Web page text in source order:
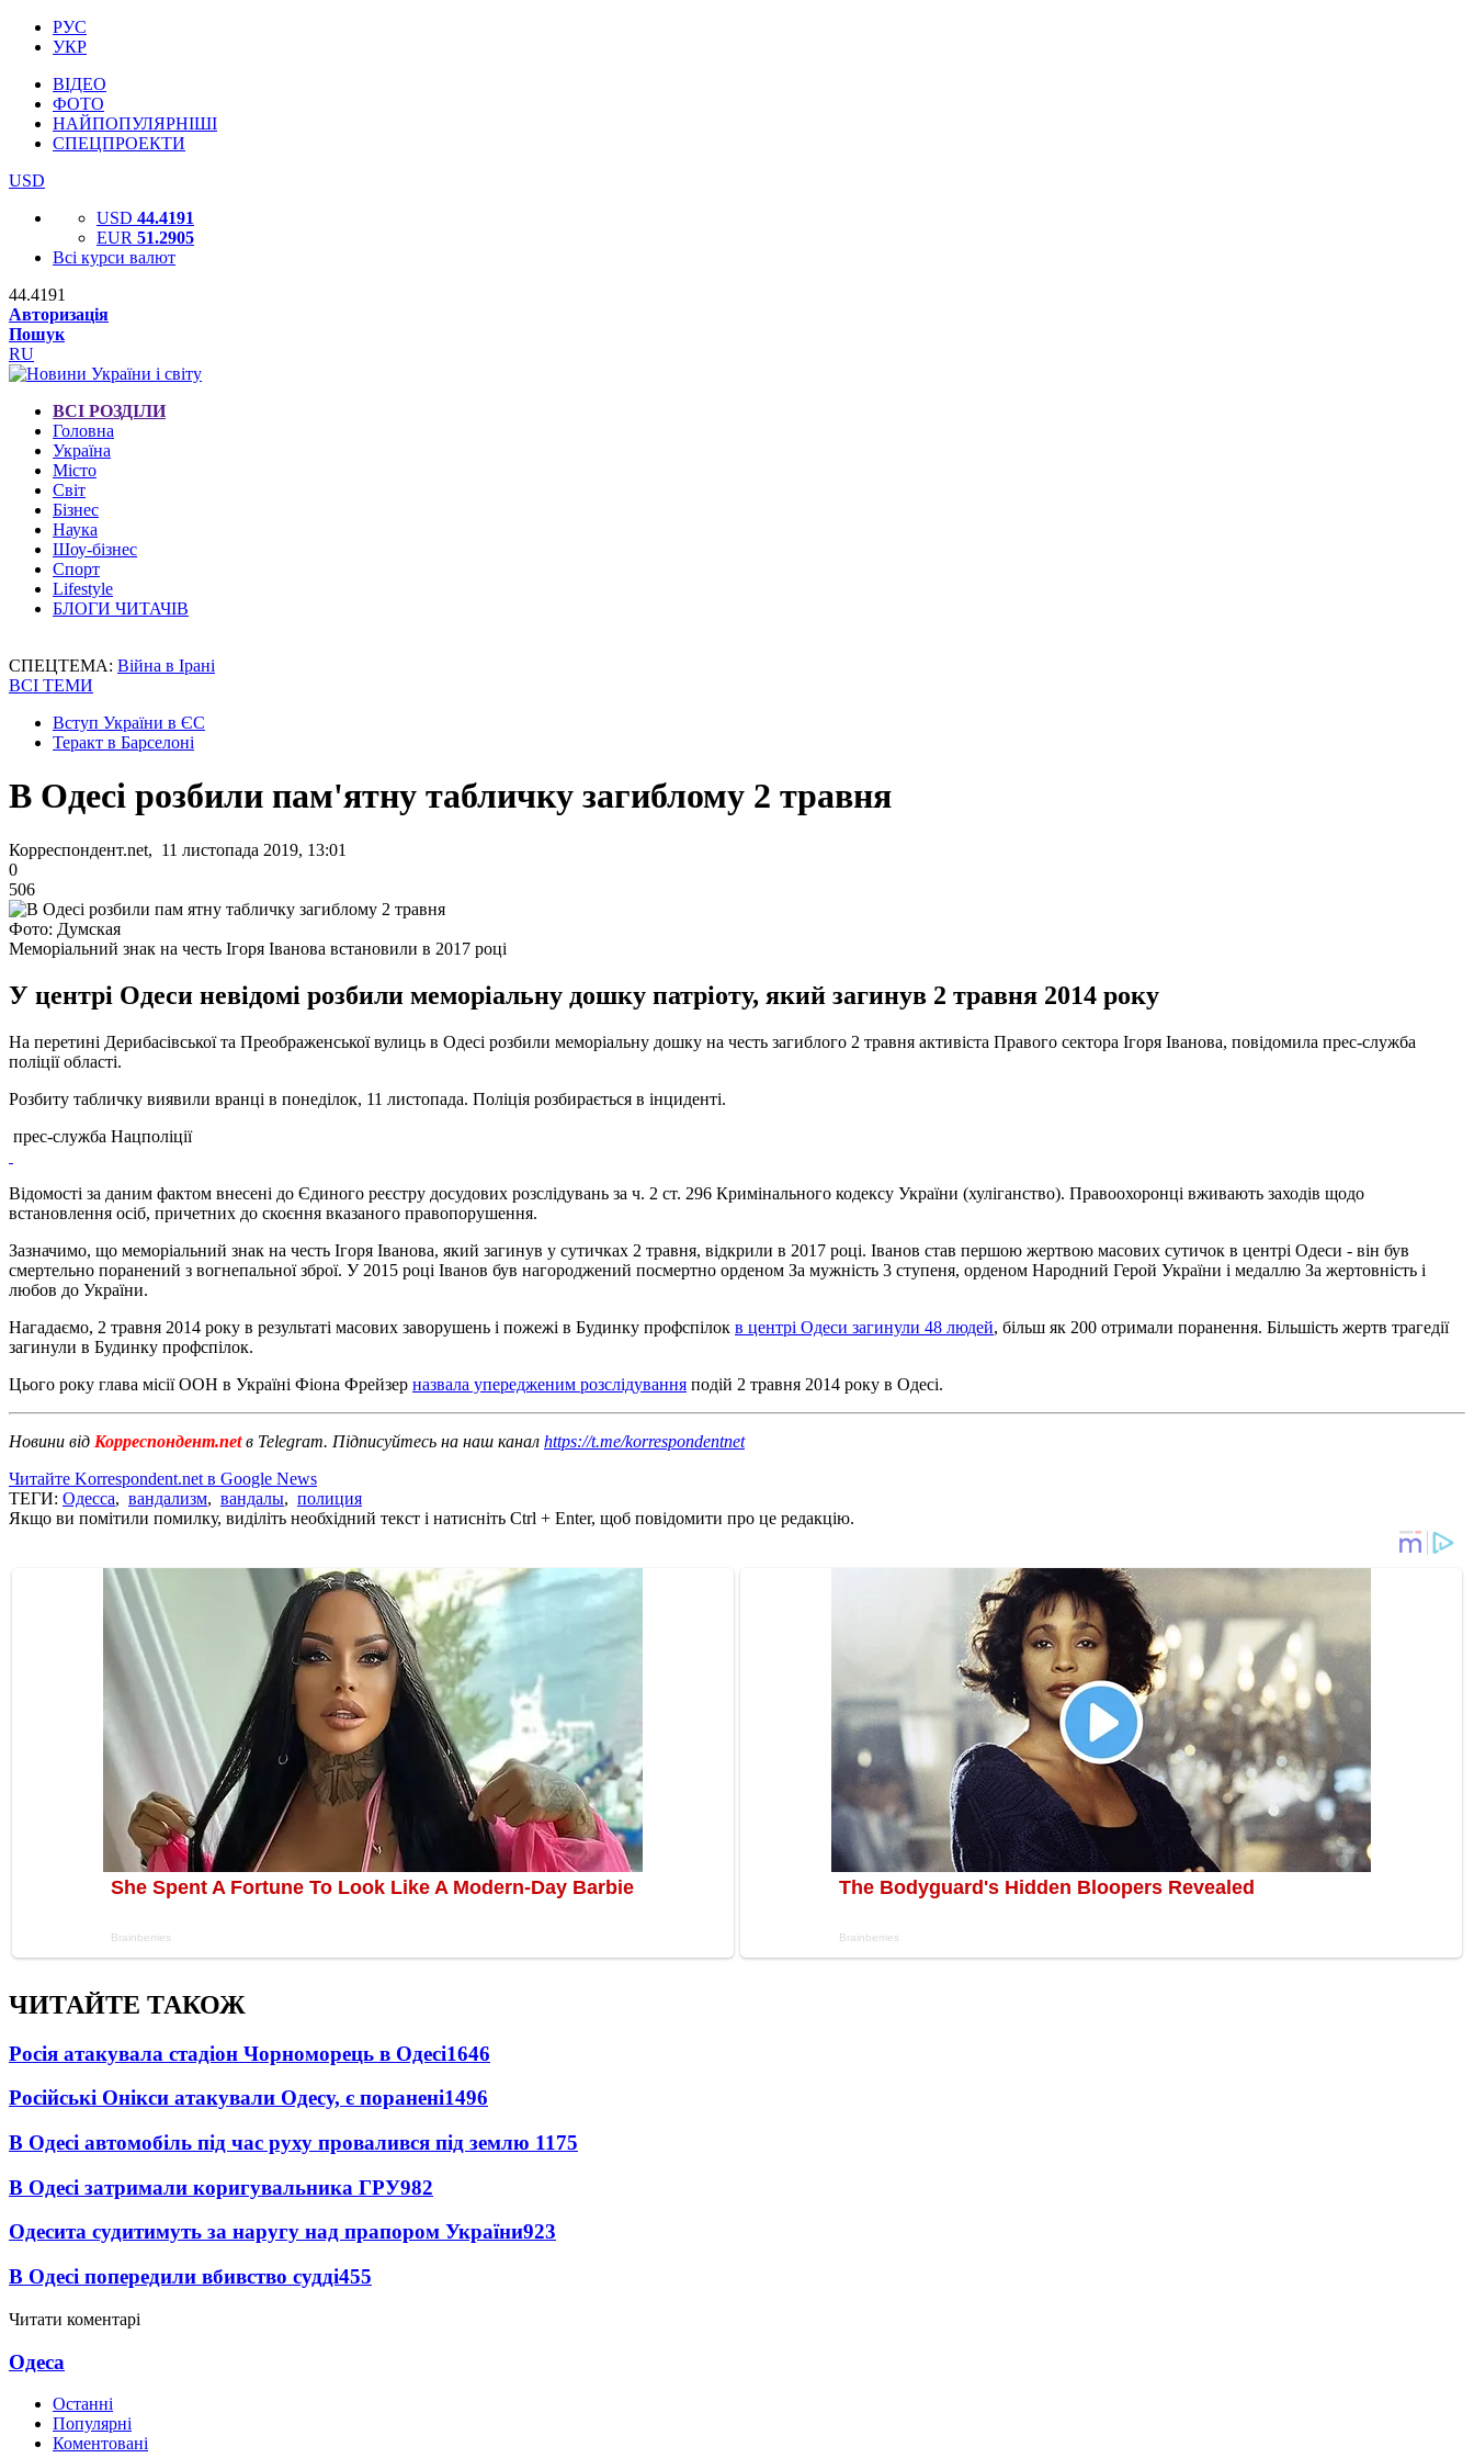
РУС
УКР
ВІДЕО
ФОТО
НАЙПОПУЛЯРНІШІ
СПЕЦПРОЕКТИ
USD
USD 44.4191
EUR 51.2905
Всі курси валют
44.4191
Авторизація
Пошук
RU
ВСІ РОЗДІЛИ
Головна
Україна
Місто
Світ
Бізнес
Наука
Шоу-бізнес
Спорт
Lifestyle
БЛОГИ ЧИТАЧІВ
СПЕЦТЕМА: Війна в Ірані
ВСІ ТЕМИ
Вступ України в ЄС
Теракт в Барселоні
В Одесі розбили пам'ятну табличку загиблому 2 травня
Корреспондент.net, 11 листопада 2019, 13:01
0
506
Фото: Думская
Меморіальний знак на честь Ігоря Іванова встановили в 2017 році
У центрі Одеси невідомі розбили меморіальну дошку патріоту, який загинув 2 травня 2014 року
На перетині Дерибасівської та Преображенської вулиць в Одесі розбили меморіальну дошку на честь загиблого 2 травня активіста Правого сектора Ігоря Іванова, повідомила прес-служба
поліції області.
Розбиту табличку виявили вранці в понеділок, 11 листопада. Поліція розбирається в інциденті.
прес-служба Нацполіції
Відомості за даним фактом внесені до Єдиного реєстру досудових розслідувань за ч. 2 ст. 296 Кримінального кодексу України (хуліганство). Правоохоронці вживають заходів щодо
встановлення осіб, причетних до скоєння вказаного правопорушення.
Зазначимо, що меморіальний знак на честь Ігоря Іванова, який загинув у сутичках 2 травня, відкрили в 2017 році. Іванов став першою жертвою масових сутичок в центрі Одеси - він був
смертельно поранений з вогнепальної зброї. У 2015 році Іванов був нагороджений посмертно орденом За мужність 3 ступеня, орденом Народний Герой України і медаллю За жертовність і
любов до України.
Нагадаємо, 2 травня 2014 року в результаті масових заворушень і пожежі в Будинку профспілок в центрі Одеси загинули 48 людей, більш як 200 отримали поранення. Більшість жертв трагедії
загинули в Будинку профспілок.
Цього року глава місії ООН в Україні Фіона Фрейзер назвала упередженим розслідування подій 2 травня 2014 року в Одесі.
Новини від Корреспондент.netв Telegram. Підписуйтесь на наш канал https://t.me/korrespondentnet
Читайте Korrespondent.net в Google News
ТЕГИ: Одесса, вандализм, вандалы, полиция
Якщо ви помітили помилку, виділіть необхідний текст і натисніть Ctrl + Enter, щоб повідомити про це редакцію.
ЧИТАЙТЕ ТАКОЖ
Росія атакувала стадіон Чорноморець в Одесі1646
Російські Онікси атакували Одесу, є поранені1496
В Одесі автомобіль під час руху провалився під землю 1175
В Одесі затримали коригувальника ГРУ982
Одесита судитимуть за наругу над прапором України923
В Одесі попередили вбивство судді455
Читати коментарі
Одеса
Останні
Популярні
Коментовані